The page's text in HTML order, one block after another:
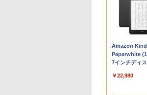
Apple 2026
MacBook
Proチップ搭
AIとApple
￥162,598
Robloxギフト
- 800 Robux
バーチャルア
ンゲームコー
￥1,300
生成AIパスポ
式テキスト 第
￥1,766
Amazon
Paperwhite
7インチディ
ト、12週間持
￥22,980